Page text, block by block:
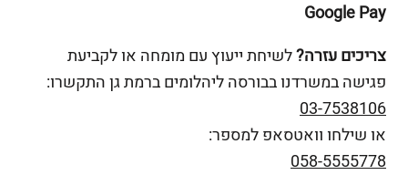
Google Pay
צריכים עזרה?לשיחת ייעוץ עם מומחה או לקביעת
פגישה במשרדנו בבורסה ליהלומים ברמת גן התקשרו:
03-7538106
או שילחו וואטסאפ למספר:
058-5555778